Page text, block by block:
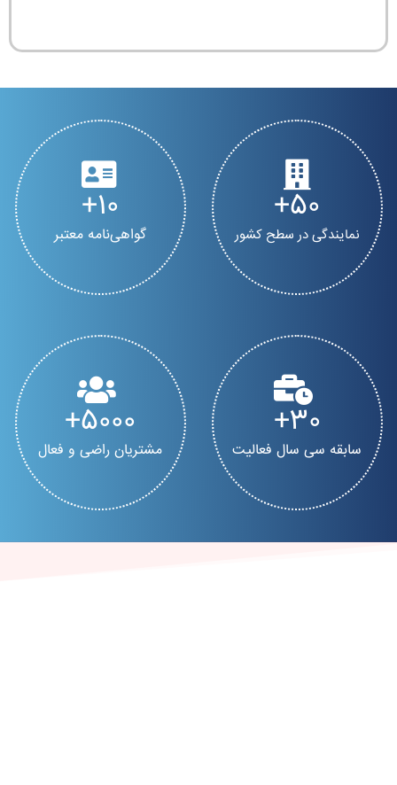
50
نمایندگی در سطح کشور
10
گواهی‌نامه معتبر
30
سابقه سی سال فعالیت
5000
مشتریان راضی و فعال